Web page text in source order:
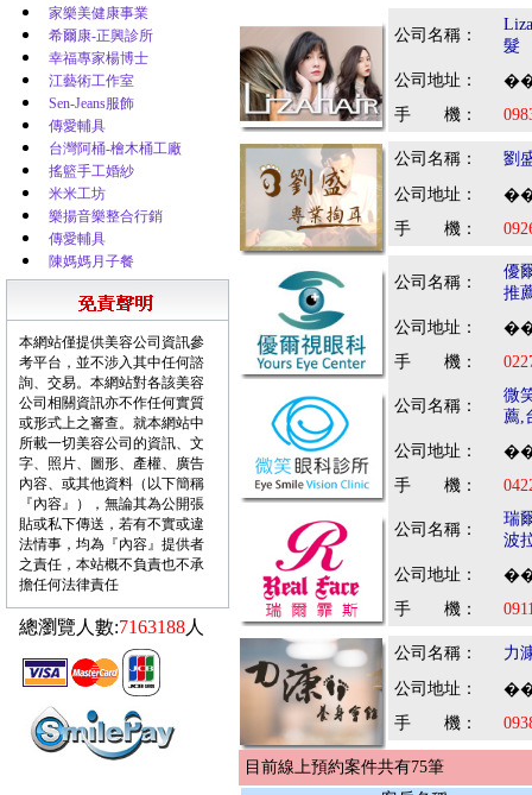
家樂美健康事業
希爾康-正興診所
幸福專家楊博士
江藝術工作室
Sen-Jeans服飾
傳愛輔具
台灣阿桶-檜木桶工廠
搖籃手工婚紗
米米工坊
樂揚音樂整合行銷
傳愛輔具
陳媽媽月子餐
本網站僅提供美容公司資訊參
考平台，並不涉入其中任何諮
詢、交易。本網站對各該美容
公司相關資訊亦不作任何實質
或形式上之審查。就本網站中
所載一切美容公司的資訊、文
字、照片、圖形、產權、廣告
內容、或其他資料（以下簡稱
『內容』），無論其為公開張
貼或私下傳送，若有不實或違
法情事，均為『內容』提供者
之責任，本站概不負責也不承
擔任何法律責任
總瀏覽人數:7163188人
公司名稱：
髮
公司地址：
��
手 機：
公司名稱：
劉
公司地址：
��
手 機：
公司名稱：
優
推
公司地址：
��
手 機：
公司名稱：
微
薦,
公司地址：
��
手 機：
公司名稱：
瑞
波
公司地址：
��
手 機：
公司名稱：
力
公司地址：
��
手 機：
目前線上預約案件共有75筆